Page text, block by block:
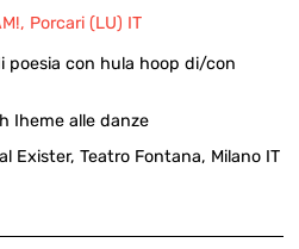
Porcari (LU) IT
poesia con hula hoop di/con
Iheme alle danze
Exister, Teatro Fontana, Milano IT